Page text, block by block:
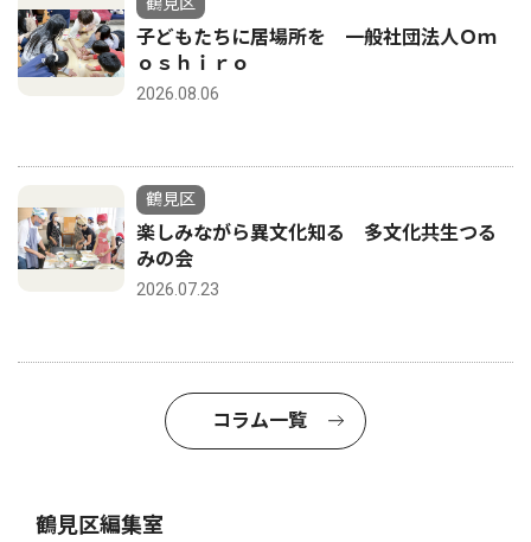
鶴見区
子どもたちに居場所を 一般社団法人Ｏｍ
ｏｓｈｉｒｏ
2026.08.06
鶴見区
楽しみながら異文化知る 多文化共生つる
みの会
2026.07.23
コラム一覧
鶴見区編集室